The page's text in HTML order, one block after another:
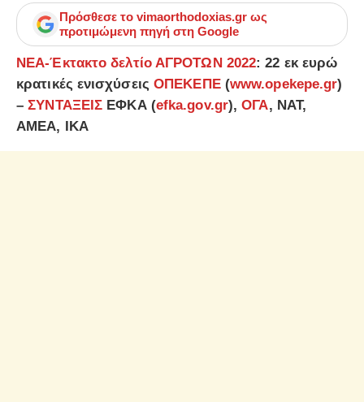
Πρόσθεσε το vimaorthodoxias.gr ως
προτιμώμενη πηγή στη Google
NEA-Έκτακτο δελτίο ΑΓΡΟΤΩΝ 2022: 22 εκ ευρώ
κρατικές ενισχύσειςΟΠΕΚΕΠΕ(www.opekepe.gr)
–ΣΥΝΤΑΞΕΙΣ ΕΦΚΑ (efka.gov.gr),ΟΓΑ, ΝΑΤ,
ΑΜΕΑ, ΙΚΑ